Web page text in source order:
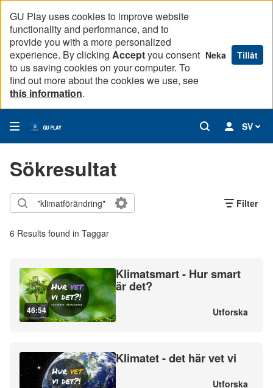
GU Play uses cookies to improve website
functionality and performance, and to
provide you with a more personalized
experience. By clicking Acceptyou consent
to us saving cookies on your computer. To
find out more about the cookies we use, see
this information.
Neka Tillåt
SV
Sökresultat
Filter
6 Results found in Taggar
46:54
Klimatsmart - Hur smart
är det?
Utforska
Klimatet - det här vet vi
Utforska